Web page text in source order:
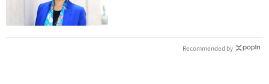
Recommended by